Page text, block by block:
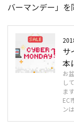
バーマンデー」を
サ
本
お
し
ま
EC
ン